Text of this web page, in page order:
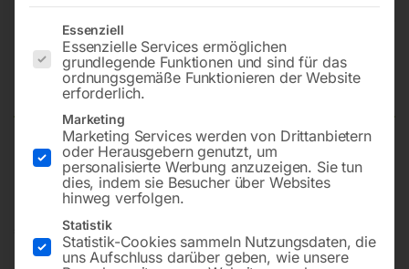
Schwenkbiegemaschine FSBM
1020-20 S2
Mit Werkstückklemmung mittels Fußpedal
1.896,00
Es folgt eine Liste der Service-Gruppen, für die eine
Essenziell
Essenzielle Services ermöglichen
grundlegende Funktionen und sind für das
ordnungsgemäße Funktionieren der Website
erforderlich.
Marketing
Marketing Services werden von Drittanbietern
oder Herausgebern genutzt, um
personalisierte Werbung anzuzeigen. Sie tun
dies, indem sie Besucher über Websites
hinweg verfolgen.
Statistik
Statistik-Cookies sammeln Nutzungsdaten, die
uns Aufschluss darüber geben, wie unsere